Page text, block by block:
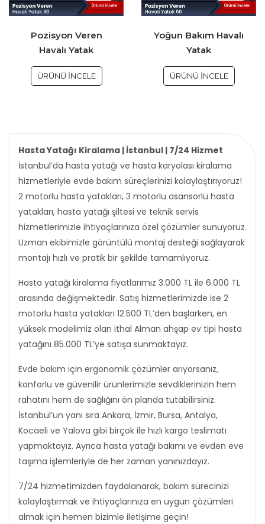
Pozisyon Veren
Havalı Yatak
ÜRÜNÜ İNCELE
Yoğun Bakım Havalı
Yatak
ÜRÜNÜ İNCELE
Hasta Yatağı Kiralama | İstanbul | 7/24 Hizmet
İstanbul’da hasta yatağı ve hasta karyolası kiralama
hizmetleriyle evde bakım süreçlerinizi kolaylaştırıyoruz!
2 motorlu hasta yatakları, 3 motorlu asansörlü hasta
yatakları, hasta yatağı şiltesi ve teknik servis
hizmetlerimizle ihtiyaçlarınıza özel çözümler sunuyoruz.
Uzman ekibimizle görüntülü montaj desteği sağlayarak
montajı hızlı ve pratik bir şekilde tamamlıyoruz.
Hasta yatağı kiralama fiyatlarımız 3.000 TL ile 6.000 TL
arasında değişmektedir. Satış hizmetlerimizde ise 2
motorlu hasta yatakları 12.500 TL’den başlarken, en
yüksek modelimiz olan ithal Alman ahşap ev tipi hasta
yatağını 85.000 TL’ye satışa sunmaktayız.
Evde bakım için ergonomik çözümler arıyorsanız,
konforlu ve güvenilir ürünlerimizle sevdiklerinizin hem
rahatını hem de sağlığını ön planda tutabilirsiniz.
İstanbul’un yanı sıra Ankara, İzmir, Bursa, Antalya,
Kocaeli ve Yalova gibi birçok ile hızlı kargo teslimatı
yapmaktayız. Ayrıca hasta yatağı bakımı ve evden eve
taşıma işlemleriyle de her zaman yanınızdayız.
7/24 hizmetimizden faydalanarak, bakım sürecinizi
kolaylaştırmak ve ihtiyaçlarınıza en uygun çözümleri
almak için hemen bizimle iletişime geçin!